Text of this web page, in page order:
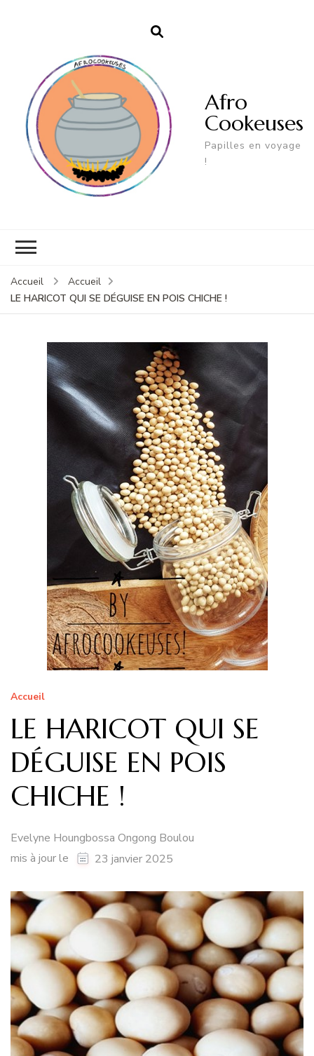
Afro
Cookeuses
Papilles en voyage
!
Accueil
Accueil
LE HARICOT QUI SE DÉGUISE EN POIS CHICHE !
Accueil
LE HARICOT QUI SE
DÉGUISE EN POIS
CHICHE !
Evelyne Houngbossa Ongong Boulou
mis à jour le
23 janvier 2025